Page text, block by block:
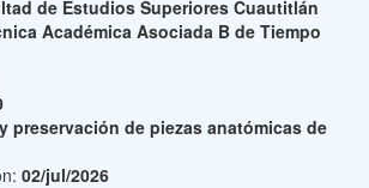
de Estudios Superiores Cuautitlán
Académica Asociada B de Tiempo
preservación de piezas anatómicas de
02/jul/2026